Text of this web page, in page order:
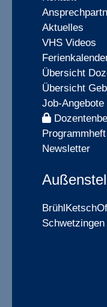
Aktuelles
VHS Videos
Übersicht
Übersicht
Job-Angebote
Programmheft
Newsletter
BrühlKetsch
Schwetzingen